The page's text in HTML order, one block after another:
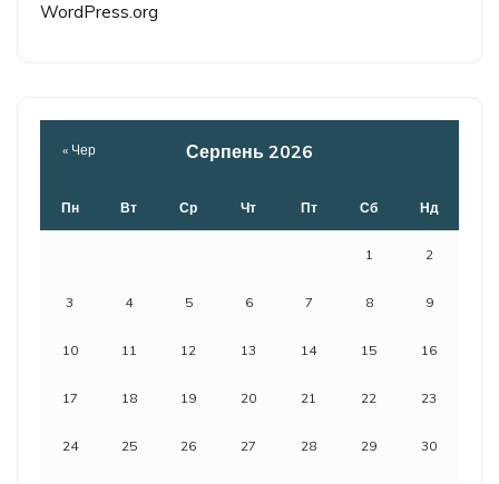
WordPress.org
Серпень 2026
Пн Вт Ср Чт Пт Сб Нд
1 2
3 4 5 6 7 8 9
10 11 12 13 14 15 16
17 18 19 20 21 22 23
24 25 26 27 28 29 30
« Чер